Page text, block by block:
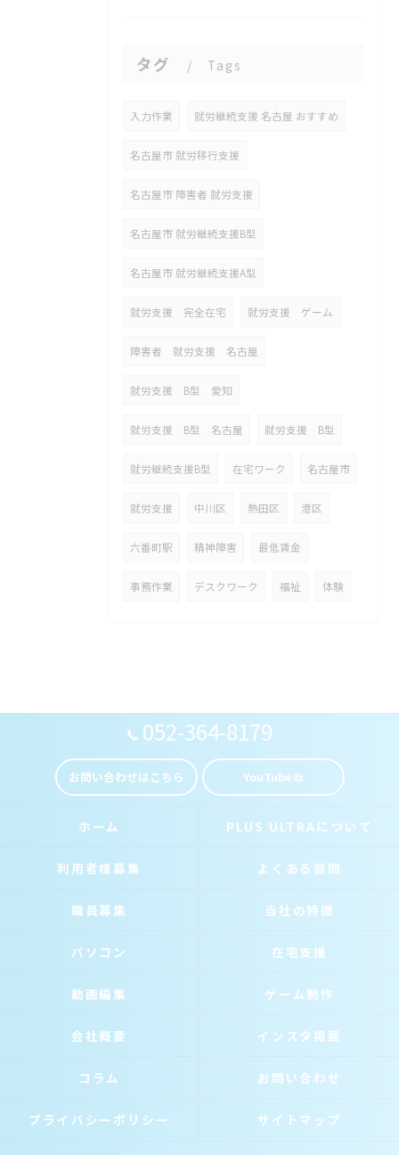
タグ Tags
入力作業 就労継続支援 名古屋 おすすめ
名古屋市 就労移行支援
名古屋市 障害者 就労支援
名古屋市 就労継続支援B型
名古屋市 就労継続支援A型
就労支援 完全在宅 就労支援 ゲーム
障害者 就労支援 名古屋
就労支援 B型 愛知
就労支援 B型 名古屋 就労支援 B型
就労継続支援B型 在宅ワーク 名古屋市
就労支援 中川区 熱田区 港区
六番町駅 精神障害 最低賃金
事務作業 デスクワーク 福祉 体験
052-364-8179
お問い合わせはこちら YouTube
ホーム PLUS ULTRAについて
利用者様募集 よくある質問
職員募集 当社の特徴
パソコン 在宅支援
動画編集 ゲーム制作
会社概要 インスタ掲載
コラム お問い合わせ
プライバシーポリシー サイトマップ